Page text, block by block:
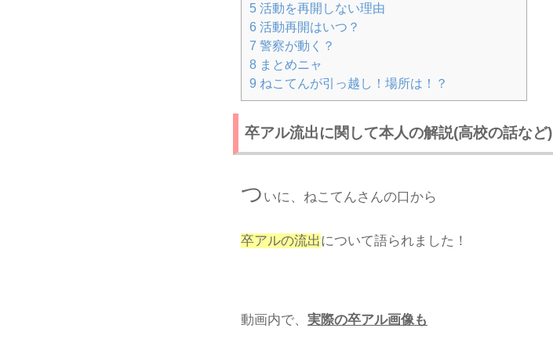
5 活動を再開しない理由
6 活動再開はいつ？
7 警察が動く？
8 まとめニャ
9 ねこてんが引っ越し！場所は！？
卒アル流出に関して本人の解説(高校の話など)
つ いに、ねこてんさんの口から
卒アルの流出について語られました！
動画内で、 実際の卒アル画像も